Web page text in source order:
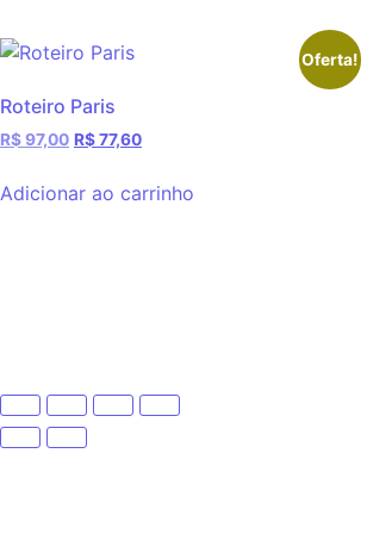
Oferta!
Roteiro Paris
R$97,00 R$77,60
Adicionar ao carrinho